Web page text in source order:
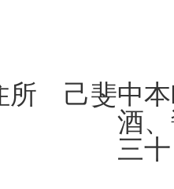
所 己斐中
、醤油
十四